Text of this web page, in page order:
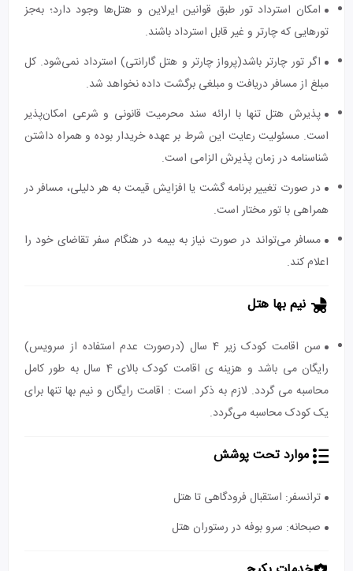
امکان استرداد تور طبق قوانین ایرلاین و هتل‌ها وجود دارد؛ به‌جز
تورهایی که چارتر و غیر قابل استرداد باشند.
اگر تور چارتر باشد(پرواز چارتر و هتل گارانتی) استرداد نمی‌شود. کل
مبلغ از مسافر دریافت و مبلغی برگشت داده نخواهد شد.
پذیرش هتل تنها با ارائه سند محرمیت قانونی و شرعی امکان‌پذیر
است. مسئولیت رعایت این شرط بر عهده خریدار بوده و همراه داشتن
شناسنامه در زمان پذیرش الزامی است.
در صورت تغییر برنامه گشت یا افزایش قیمت به هر دلیلی، مسافر در
همراهی با تور مختار است.
مسافر می‌تواند در صورت نیاز به بیمه در هنگام سفر تقاضای خود را
اعلام کند.
نیم بها هتل
سن اقامت کودک زیر 4 سال (درصورت عدم استفاده از سرویس)
رایگان می باشد و هزینه ی اقامت کودک بالای 4 سال به طور کامل
محاسبه می گردد. لازم به ذکر است : اقامت رایگان و نیم بها تنها برای
یک کودک محاسبه می‌گردد.
موارد تحت پوشش
ترانسفر: استقبال فرودگاهی تا هتل
صبحانه: سرو بوفه در رستوران هتل